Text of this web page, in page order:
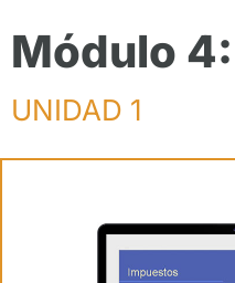
Módulo
UNIDAD 1